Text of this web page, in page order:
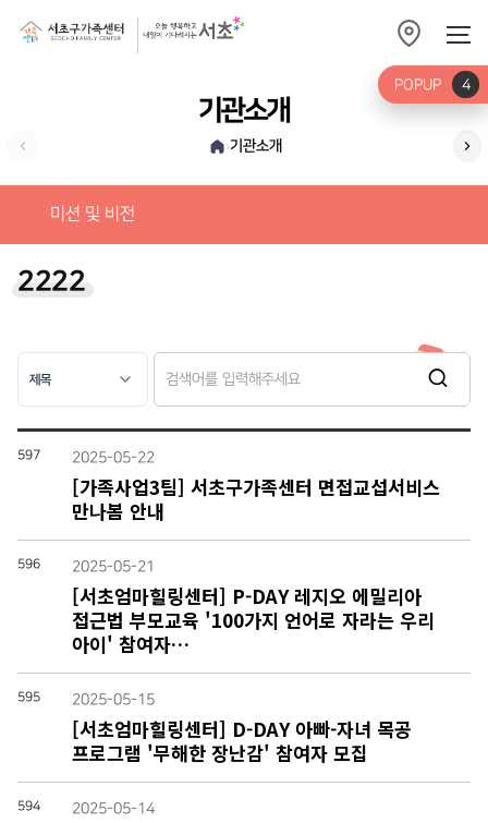
기관소개
›기관소개 가
미션 및 비전
2222
597
[가족사업3팀] 서초구가족센터 면접교섭서비스
만나봄 안내
2025-05-22
596
[서초엄마힐링센터] P-DAY 레지오 에밀리아
접근법 부모교육 '100가지 언어로 자라는 우리
아이' 참여자…
2025-05-21
595
[서초엄마힐링센터] D-DAY 아빠-자녀 목공
프로그램 '무해한 장난감' 참여자 모집
2025-05-15
594 2025-05-14
POPUP 4